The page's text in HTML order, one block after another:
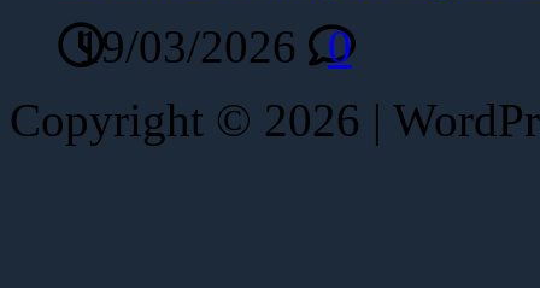
19/03/2026
0
Copyright © 2026 |